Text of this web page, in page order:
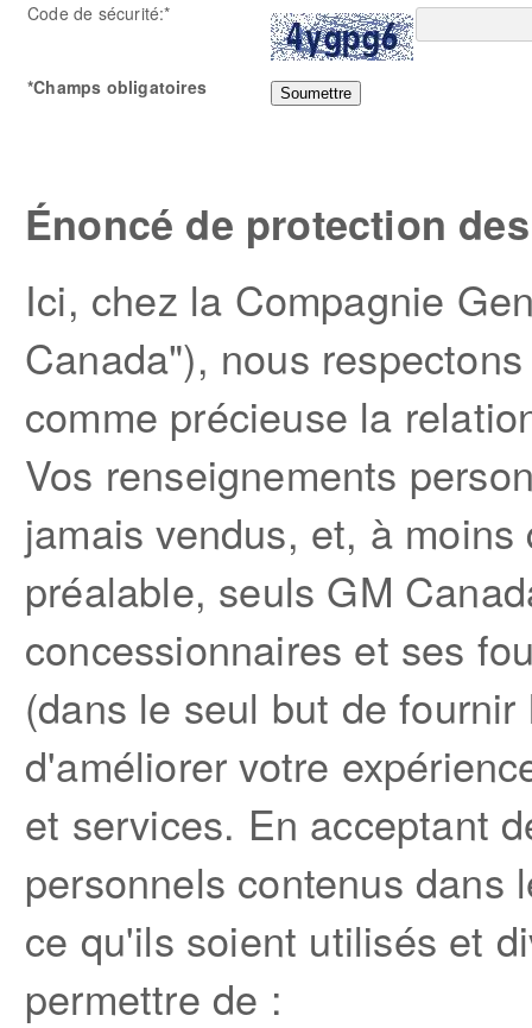
Code de sécurité:*
*Champs obligatoires
Énoncé de protection
Ici, chez la Compagnie
Canada"), nous
comme précieuse la
Vos renseignements
jamais vendus, et, à
préalable, seuls GM
concessionnaires et ses
(dans le seul but de
d'améliorer votre
et services. En acceptant
personnels contenus dans
ce qu'ils soient utilisés et
permettre de :